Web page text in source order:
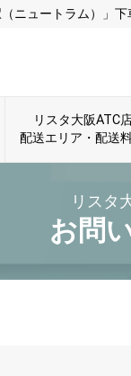
ニュートラム）」下
リスタ大阪ATC
配送エリア・配送
リスタ
お問